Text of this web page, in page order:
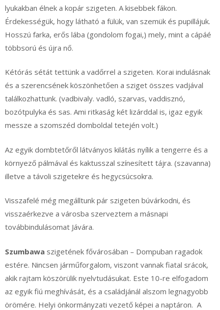
lyukakban élnek a kopár szigeten. A kisebbek fákon.
Érdekességük, hogy látható a fülük, van szemük és pupillájuk.
Hosszú farka, erős lába (gondolom fogai,) mely, mint a cápáé
többsorú és újra nő.
Kétórás sétát tettünk a vadőrrel a szigeten. Korai indulásnak
és a szerencsének köszönhetően a sziget összes vadjával
találkozhattunk. (vadbivaly. vadló, szarvas, vaddisznó,
bozótpulyka és sas. Ami ritkaság két lizárddal is, igaz egyik
messze a szomszéd domboldal tetején volt.)
Az egyik dombtetőről látványos kilátás nyílik a tengerre és a
környező pálmával és kaktusszal színesített tájra. (szavanna)
illetve a távoli szigetekre és hegycsúcsokra.
Visszafelé még megálltunk pár szigeten búvárkodni, és
visszaérkezve a városba szerveztem a másnapi
továbbindulásomat Jávára.
Szumbawa szigetének fővárosában – Dompuban ragadok
estére. Nincsen járműforgalom, viszont vannak fiatal srácok,
akik rajtam köszörülik nyelvtudásukat. Este 10-re elfogadom
az egyik fiú meghívását, és a családjánál alszom legnagyobb
örömére. Helyi önkormányzati vezető képei a naptáron. A